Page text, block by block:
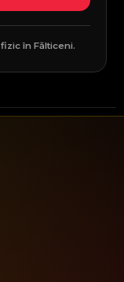
în Fălticeni.